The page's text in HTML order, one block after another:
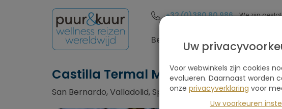
+32 (0)380 80 986 We zijn
Bestemmingen Soort reis
Castilla Termal Monasterio de
San Bernardo, Valladolid, Spanje
Uw
Voor webwinkels zijn cookies
evalueren. Daarnaast worden
onze privacyverklaring voor
Uw voorkeuren